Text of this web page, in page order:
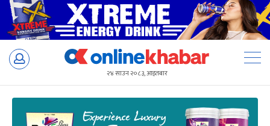
Skip
२४ साउन २०८३, आइतबार